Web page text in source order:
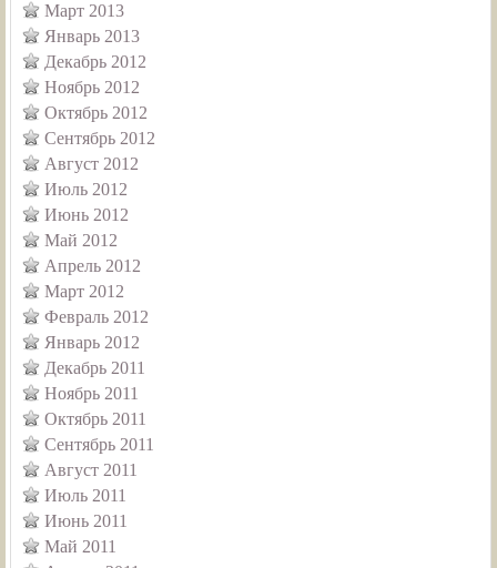
Март 2013
Январь 2013
Декабрь 2012
Ноябрь 2012
Октябрь 2012
Сентябрь 2012
Август 2012
Июль 2012
Июнь 2012
Май 2012
Апрель 2012
Март 2012
Февраль 2012
Январь 2012
Декабрь 2011
Ноябрь 2011
Октябрь 2011
Сентябрь 2011
Август 2011
Июль 2011
Июнь 2011
Май 2011